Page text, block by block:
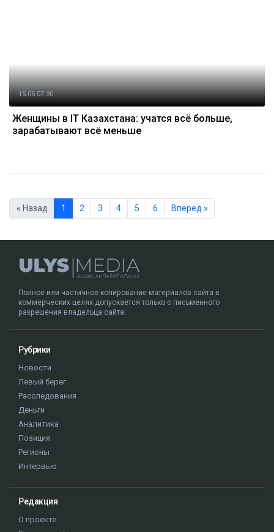
15.05 07:30
Женщины в IT Казахстана: учатся всё больше,
зарабатывают всё меньше
« Назад 1 2 3 4 5 6 Вперед »
Полное или частичное копирование материалов сайта в
коммерческих целях допускается только с письменного
разрешения владельца сайта.
Рубрики
Новости
Левый берег
Расследования
Деньги
Аналитика
Позиция
Регионы
Интервью
Редакция
О проекте